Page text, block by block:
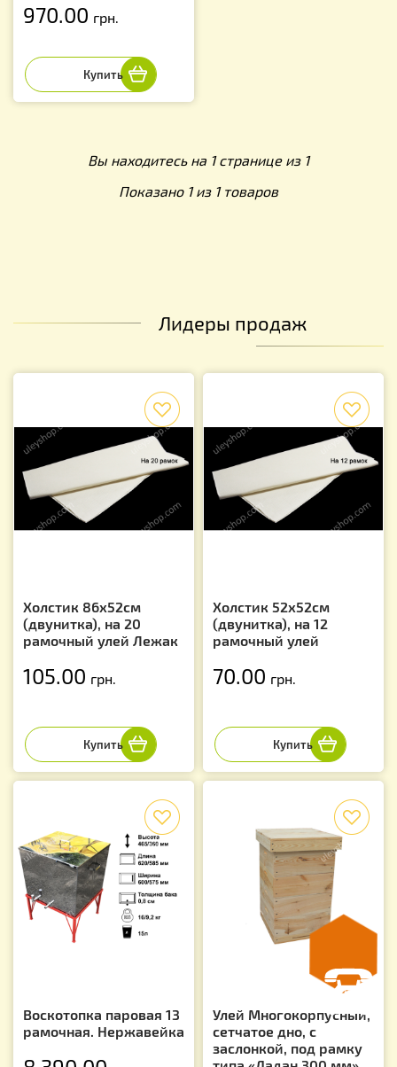
970.00 грн.
Вы находитесь на 1 странице из 1
Показано 1 из 1 товаров
Лидеры продаж
Холстик 86х52см
(двунитка), на 20
рамочный улей Лежак
105.00 грн.
Холстик 52х52см
(двунитка), на 12
рамочный улей
70.00 грн.
Воскотопка паровая 13
рамочная. Нержавейка
Улей Многокорпусный,
сетчатое дно, с
заслонкой, под рамку